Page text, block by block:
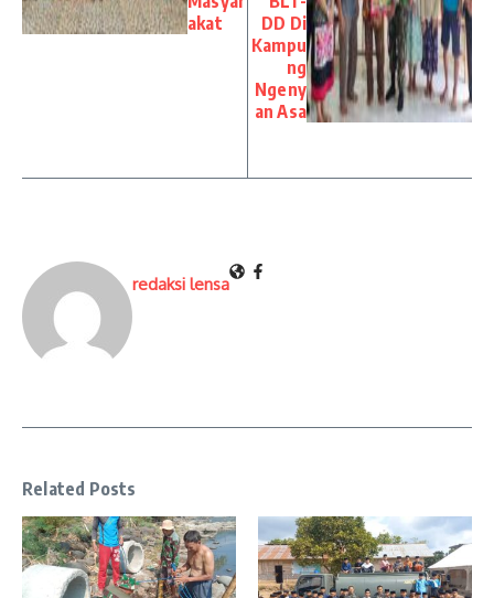
akat
DD Di
Kampu
ng
Ngeny
an Asa
redaksi lensa
Related Posts